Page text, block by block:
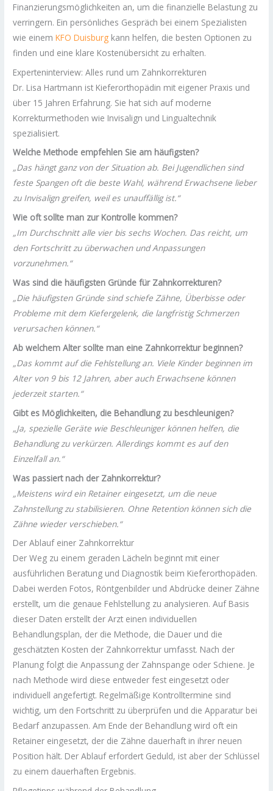
Finanzierungsmöglichkeiten an, um die finanzielle Belastung zu
verringern. Ein persönliches Gespräch bei einem Spezialisten
wie einemKFO Duisburg kann helfen, die besten Optionen zu
finden und eine klare Kostenübersicht zu erhalten.
Experteninterview: Alles rund um Zahnkorrekturen
Dr. Lisa Hartmann ist Kieferorthopädin mit eigener Praxis und
über 15 Jahren Erfahrung. Sie hat sich auf moderne
Korrekturmethoden wie Invisalign und Lingualtechnik
spezialisiert.
Welche Methode empfehlen Sie am häufigsten?
„Das hängt ganz von der Situation ab. Bei Jugendlichen sind
feste Spangen oft die beste Wahl, während Erwachsene lieber
zu Invisalign greifen, weil es unauffällig ist.“
Wie oft sollte man zur Kontrolle kommen?
„Im Durchschnitt alle vier bis sechs Wochen. Das reicht, um
den Fortschritt zu überwachen und Anpassungen
vorzunehmen.“
Was sind die häufigsten Gründe für Zahnkorrekturen?
„Die häufigsten Gründe sind schiefe Zähne, Überbisse oder
Probleme mit dem Kiefergelenk, die langfristig Schmerzen
verursachen können.“
Ab welchem Alter sollte man eine Zahnkorrektur beginnen?
„Das kommt auf die Fehlstellung an. Viele Kinder beginnen im
Alter von 9 bis 12 Jahren, aber auch Erwachsene können
jederzeit starten.“
Gibt es Möglichkeiten, die Behandlung zu beschleunigen?
„Ja, spezielle Geräte wie Beschleuniger können helfen, die
Behandlung zu verkürzen. Allerdings kommt es auf den
Einzelfall an.“
Was passiert nach der Zahnkorrektur?
„Meistens wird ein Retainer eingesetzt, um die neue
Zahnstellung zu stabilisieren. Ohne Retention können sich die
Zähne wieder verschieben.“
Der Ablauf einer Zahnkorrektur
Der Weg zu einem geraden Lächeln beginnt mit einer
ausführlichen Beratung und Diagnostik beim Kieferorthopäden.
Dabei werden Fotos, Röntgenbilder und Abdrücke deiner Zähne
erstellt, um die genaue Fehlstellung zu analysieren. Auf Basis
dieser Daten erstellt der Arzt einen individuellen
Behandlungsplan, der die Methode, die Dauer und die
geschätzten Kosten der Zahnkorrektur umfasst. Nach der
Planung folgt die Anpassung der Zahnspange oder Schiene. Je
nach Methode wird diese entweder fest eingesetzt oder
individuell angefertigt. Regelmäßige Kontrolltermine sind
wichtig, um den Fortschritt zu überprüfen und die Apparatur bei
Bedarf anzupassen. Am Ende der Behandlung wird oft ein
Retainer eingesetzt, der die Zähne dauerhaft in ihrer neuen
Position hält. Der Ablauf erfordert Geduld, ist aber der Schlüssel
zu einem dauerhaften Ergebnis.